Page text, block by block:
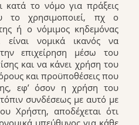
κατά το νόμο για πράξεις
το χρησιμοποιεί, πχ ο
ή ο νόμιμος κηδεμόνας
είναι νομικά ικανός να
επιχείρηση μέσω του
και να κάνει χρήση του
και προϋποθέσεις που
εφ’ όσον η χρήση του
συνδέσεως με αυτό με
Χρήστη, αποδέχεται ότι
υπεύθυνος για κάθε